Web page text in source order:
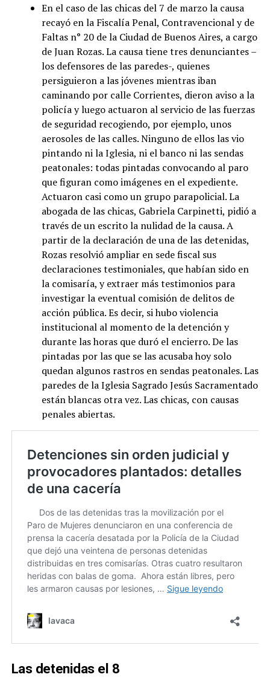
En el caso de las chicas del 7 de marzo la causa
recayó en la Fiscalía Penal, Contravencional y de
Faltas n° 20 de la Ciudad de Buenos Aires, a cargo
de Juan Rozas. La causa tiene tres denunciantes –
los defensores de las paredes-, quienes
persiguieron a las jóvenes mientras iban
caminando por calle Corrientes, dieron aviso a la
policía y luego actuaron al servicio de las fuerzas
de seguridad recogiendo, por ejemplo, unos
aerosoles de las calles. Ninguno de ellos las vio
pintando ni la Iglesia, ni el banco ni las sendas
peatonales: todas pintadas convocando al paro
que figuran como imágenes en el expediente.
Actuaron casi como un grupo parapolicial. La
abogada de las chicas, Gabriela Carpinetti, pidió a
través de un escrito la nulidad de la causa. A
partir de la declaración de una de las detenidas,
Rozas resolvió ampliar en sede fiscal sus
declaraciones testimoniales, que habían sido en
la comisaría, y extraer más testimonios para
investigar la eventual comisión de delitos de
acción pública. Es decir, si hubo violencia
institucional al momento de la detención y
durante las horas que duró el encierro. De las
pintadas por las que se las acusaba hoy solo
quedan algunos rastros en sendas peatonales. Las
paredes de la Iglesia Sagrado Jesús Sacramentado
están blancas otra vez. Las chicas, con causas
penales abiertas.
Las detenidas el 8